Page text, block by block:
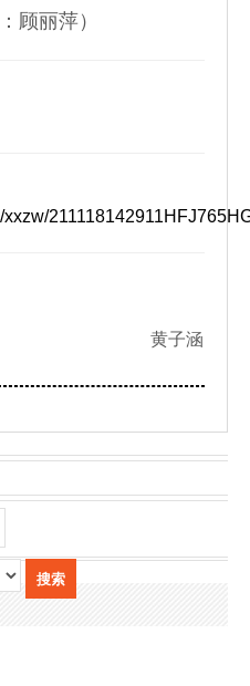
丽萍）
黄子涵